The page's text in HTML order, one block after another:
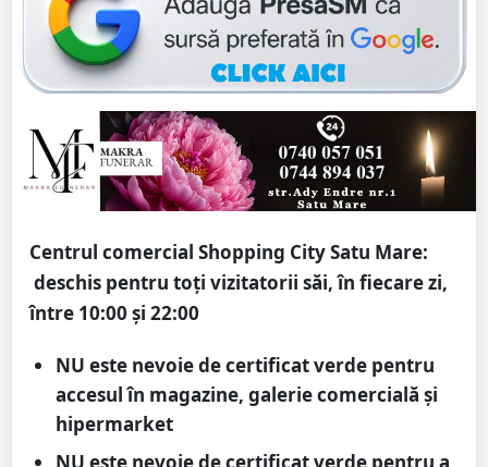
Centrul comercial Shopping City Satu Mare:
deschis pentru toți vizitatorii săi, în fiecare zi,
între 10:00 și 22:00
NU este nevoie de certificat verde pentru
accesul în magazine, galerie comercială și
hipermarket